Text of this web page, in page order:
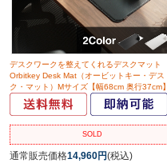
デスクワークを整えてくれるデスクマット
Orbitkey Desk Mat（オービットキー・デス
ク・マット）Mサイズ【幅68cm 奥行37cm】
SOLD
通常販売価格14,960円(税込)